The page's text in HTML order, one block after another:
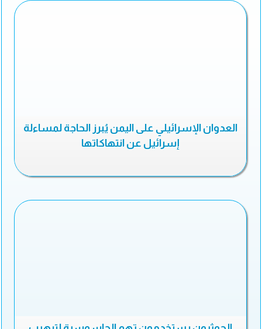
العدوان الإسرائيلي على اليمن يُبرز الحاجة لمساءلة
إسرائيل عن انتهاكاتها